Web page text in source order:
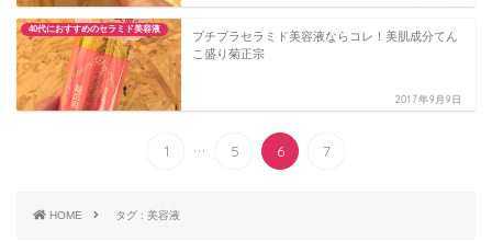
40代におすすめのセラミド美容液
プチプラセラミド美容液ならコレ！美肌成分てん
こ盛り菊正宗
2017年9月9日
1 ... 5 6 7
HOME タグ : 美容液